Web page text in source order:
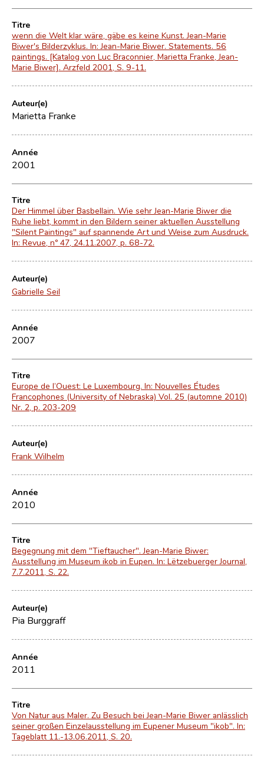
Titre
wenn die Welt klar wäre, gäbe es keine Kunst. Jean-Marie
Biwer's Bilderzyklus. In: Jean-Marie Biwer. Statements. 56
paintings. [Katalog von Luc Braconnier, Marietta Franke, Jean-
Marie Biwer]. Arzfeld 2001, S. 9-11.
Auteur(e)
Marietta Franke
Année
2001
Titre
Der Himmel über Basbellain. Wie sehr Jean-Marie Biwer die
Ruhe liebt, kommt in den Bildern seiner aktuellen Ausstellung
"Silent Paintings" auf spannende Art und Weise zum Ausdruck.
In: Revue, nº 47, 24.11.2007, p. 68-72.
Auteur(e)
Gabrielle Seil
Année
2007
Titre
Europe de l’Ouest: Le Luxembourg. In: Nouvelles Études
Francophones (University of Nebraska) Vol. 25 (automne 2010)
Nr. 2, p. 203-209
Auteur(e)
Frank Wilhelm
Année
2010
Titre
Begegnung mit dem "Tieftaucher". Jean-Marie Biwer:
Ausstellung im Museum ikob in Eupen. In: Lëtzebuerger Journal,
7.7.2011, S. 22.
Auteur(e)
Pia Burggraff
Année
2011
Titre
Von Natur aus Maler. Zu Besuch bei Jean-Marie Biwer anlässlich
seiner großen Einzelausstellung im Eupener Museum "ikob". In:
Tageblatt 11.-13.06.2011, S. 20.